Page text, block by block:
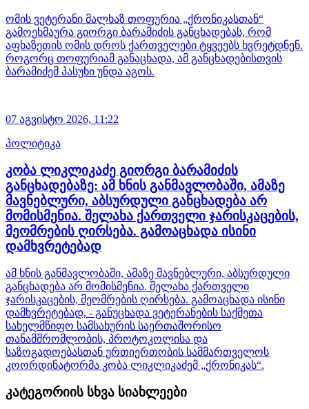
ომის ვეტერანი მალხაზ თოფურია „ქრონიკასთან“
გამოეხმაურა გიორგი ბარამიძის განცხადებას, რომ
აფხაზეთის ომის დროს ქართველები ტყვეებს ხვრეტდნენ.
როგორც თოფურიამ განაცხადა, ამ განცხადებისთვის
ბარამიძემ პასუხი უნდა აგოს.
07 აგვისტო 2026, 11:22
პოლიტიკა
კობა ლიკლიკაძე გიორგი ბარამიძის
განცხადებაზე: ამ ხნის განმავლობაში, ამაზე
მავნებლური, აბსურდული განცხადება არ
მომისმენია. შელახა ქართველი ჯარისკაცების,
მეომრების ღირსება. გამოაცხადა ისინი
დამხვრეტებად
ამ ხნის განმავლობაში, ამაზე მავნებლური, აბსურდული
განცხადება არ მომისმენია. შელახა ქართველი
ჯარისკაცების, მეომრების ღირსება. გამოაცხადა ისინი
დამხვრეტებად, - განუცხადა ვეტერანების საქმეთა
სახელმწიფო სამსახურის საერთაშორისო
თანამშრომლობის, პროტოკოლისა და
საზოგადოებასთან ურთიერთობის სამმართველოს
კოორდინატორმა კობა ლიკლიკაძემ „ქრონიკას“.
კატეგორიის სხვა სიახლეები